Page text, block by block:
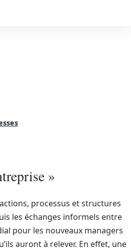
»
processus et structures
les échanges informels entre
pour les nouveaux managers
auront à relever. En effet, une